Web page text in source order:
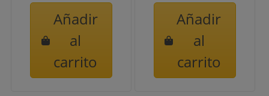
Añadir
al
carrito
Añadir
al
carrito